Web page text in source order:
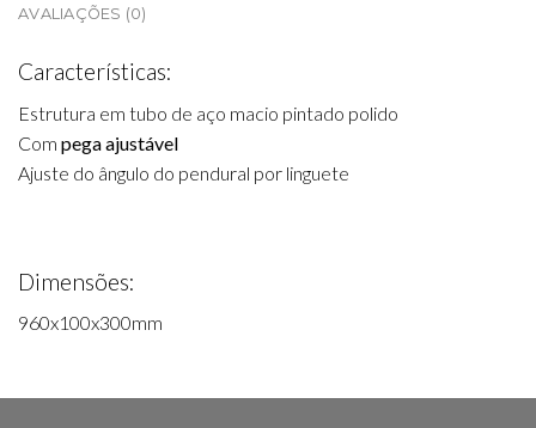
AVALIAÇÕES (0)
Características:
Estrutura em tubo de aço macio pintado polido
Com pega ajustável
Ajuste do ângulo do pendural por linguete
Dimensões:
960x100x300mm